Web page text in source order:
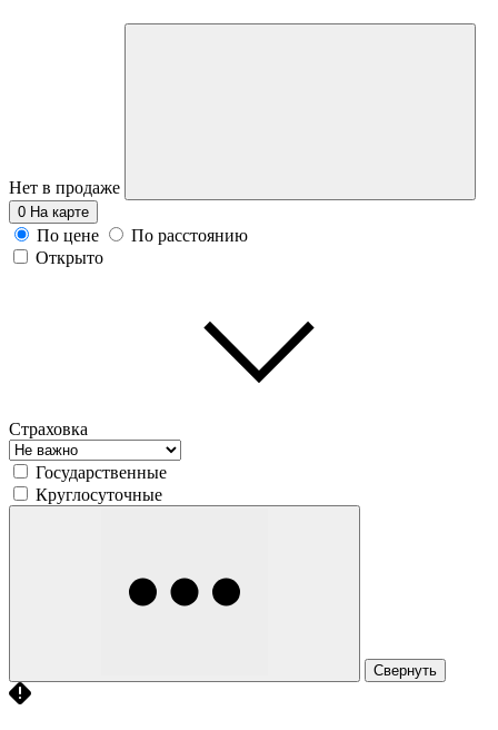
Нет в продаже
0 На карте
По цене
По расстоянию
Открыто
Страховка
Государственные
Круглосуточные
Свернуть